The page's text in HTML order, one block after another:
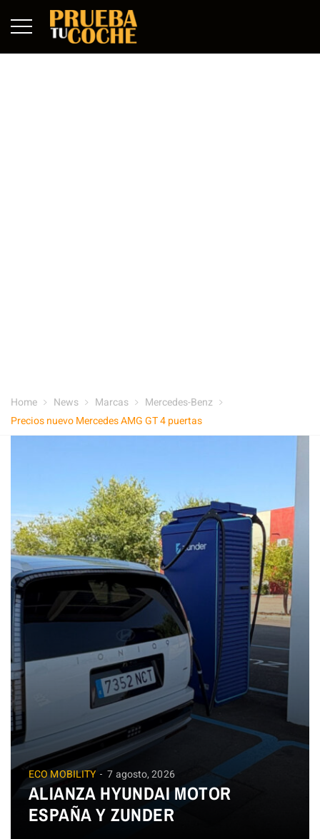
Home News Marcas
Mercedes-Benz
Precios nuevo Mercedes AMG GT 4 puertas
ECO MOBILITY 7 agosto, 2026
ALIANZA HYUNDAI MOTOR
ESPAÑA Y ZUNDER